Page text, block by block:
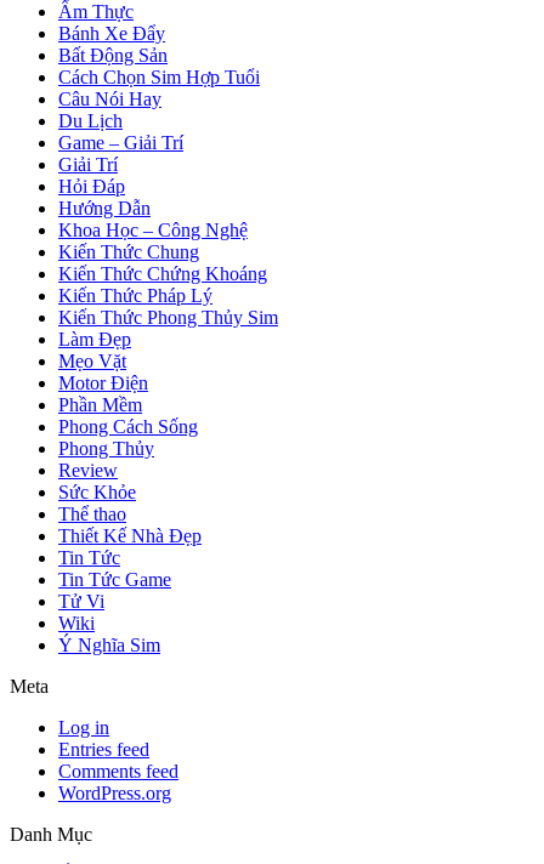
Ẩm Thực
Bánh Xe Đẩy
Bất Động Sản
Cách Chọn Sim Hợp Tuổi
Câu Nói Hay
Du Lịch
Game – Giải Trí
Giải Trí
Hỏi Đáp
Hướng Dẫn
Khoa Học – Công Nghệ
Kiến Thức Chung
Kiến Thức Chứng Khoáng
Kiến Thức Pháp Lý
Kiến Thức Phong Thủy Sim
Làm Đẹp
Mẹo Vặt
Motor Điện
Phần Mềm
Phong Cách Sống
Phong Thủy
Review
Sức Khỏe
Thể thao
Thiết Kế Nhà Đẹp
Tin Tức
Tin Tức Game
Tử Vi
Wiki
Ý Nghĩa Sim
Meta
Log in
Entries feed
Comments feed
WordPress.org
Danh Mục